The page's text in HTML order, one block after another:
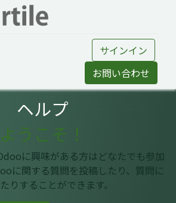
サインイン
お問い合わせ
ヘルプ
ようこそ！
に興味がある方はどなたでも参加
に関する質問を投稿したり、質問に
りすることができます。